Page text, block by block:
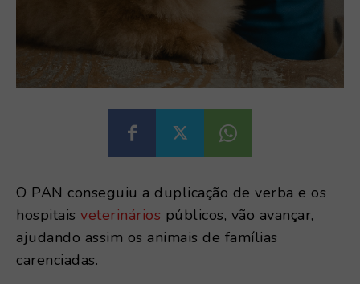
O PAN conseguiu a duplicação de verba e os
hospitais veterinários públicos, vão avançar,
ajudando assim os animais de famílias
carenciadas.